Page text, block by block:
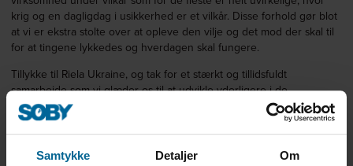
Samtykke Detaljer Om
krig og en dagligdag i usikkerhed er et vilkår. Disse forhold gør blot
at vi er ekstra stolte over at opleve den vilje og det mod der skal til
for at tingene lykkedes og hverdagen skal fungere.
Tillykke til Riela Ukraine, og tak for et stærkt og tillidsfuldt
samarbejde som vi glæder os til at udvikle yderligere i de
kommende år.
Vi har ikke kunne tage billeder under omstændighederne, og vi har
heller ikke sendt ”Statuetten” Den står trygt her hos SØBY, til vi kan